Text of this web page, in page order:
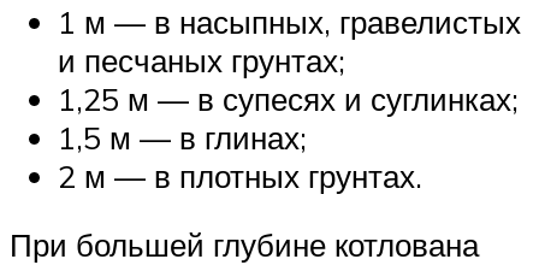
1 м — в насыпных, гравелистых
и песчаных грунтах;
1,25 м — в супесях и суглинках;
1,5 м — в глинах;
2 м — в плотных грунтах.
При большей глубине котлована